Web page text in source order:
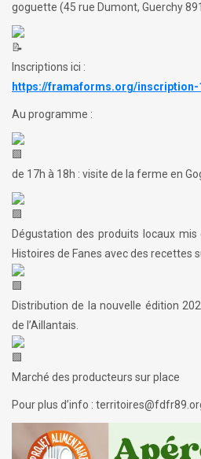
goguette (45 rue Dumont, Guerchy
Inscriptions ici :
https://framaforms.org/
Au programme :
de 17h à 18h : visite de la ferme en
Dégustation des produits locaux
Histoires de Fanes avec des recettes
Distribution de la nouvelle édition
de l’Aillantais.
Marché des producteurs sur place
Pour plus d’info :